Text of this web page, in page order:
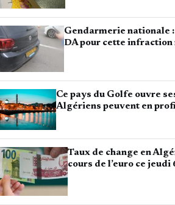
Gendarmerie nationale
DA pour cette
Ce pays du Golfe ouvre
Algériens peuvent en
Taux de change en
cours de l’euro ce jeudi